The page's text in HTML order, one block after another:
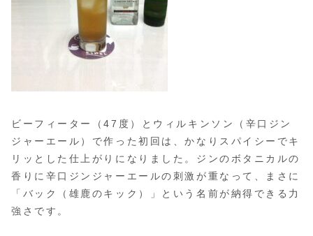
ビーフィーター（47度）とウィルキンソン（辛口ジン
ジャーエール）で作った初回は、かなりスパイシーでキ
リッとした仕上がりになりました。ジンのボタニカルの
香りに辛口ジンジャーエールの刺激が重なって、まさに
「バック（雄鹿のキック）」という名前が納得できる力
強さです。